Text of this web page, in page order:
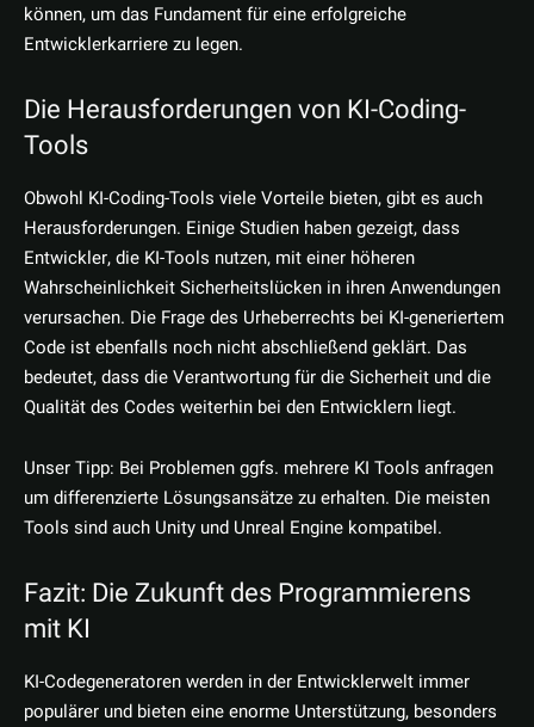
können, um das Fundament für eine erfolgreiche
Entwicklerkarriere zu legen.
Die Herausforderungen von KI-Coding-
Tools
Obwohl KI-Coding-Tools viele Vorteile bieten, gibt es auch
Herausforderungen. Einige Studien haben gezeigt, dass
Entwickler, die KI-Tools nutzen, mit einer höheren
Wahrscheinlichkeit Sicherheitslücken in ihren Anwendungen
verursachen. Die Frage des Urheberrechts bei KI-generiertem
Code ist ebenfalls noch nicht abschließend geklärt. Das
bedeutet, dass die Verantwortung für die Sicherheit und die
Qualität des Codes weiterhin bei den Entwicklern liegt.
Unser Tipp: Bei Problemen ggfs. mehrere KI Tools anfragen
um differenzierte Lösungsansätze zu erhalten. Die meisten
Tools sind auch Unity und Unreal Engine kompatibel.
Fazit: Die Zukunft des Programmierens
mit KI
KI-Codegeneratoren werden in der Entwicklerwelt immer
populärer und bieten eine enorme Unterstützung, besonders